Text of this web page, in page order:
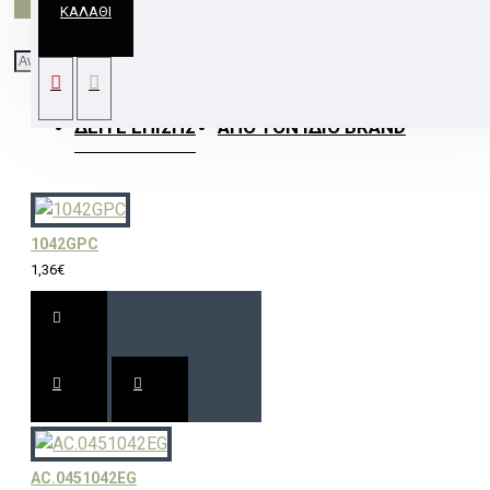
ΚΑΛΆΘΙ
# ΣΠΟΤ ΤΕΤΡΑΓΩΝΟ 3154 MR11 ΝΙΚΕΛ
ΔΕΊΤΕ ΕΠΊΣΗΣ ΑΠΌ ΤΟΝ ΊΔΙΟ BRAND
1042GPC
1,36€
AC.0451042EG